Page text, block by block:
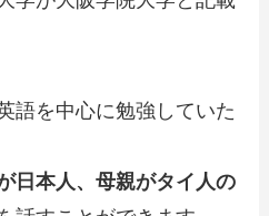
語を中心に勉強していた
日本人、母親がタイ人の